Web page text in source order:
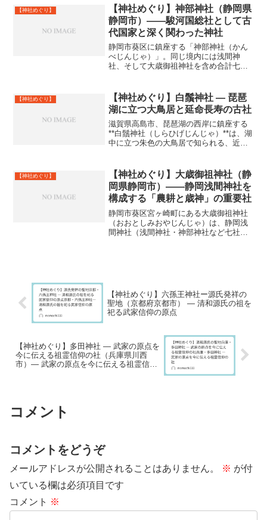
関係づけられるが、元々は岩木山そのも
のを神体山とする山岳信仰...
【神社めぐり】
【神社めぐり】神部神社（静岡県
静岡市）――駿河国総社として古
代国家と深く関わった神社
静岡市葵区に鎮座する「神部神社（かん
べじんじゃ）」。同じ境内には浅間神
社、そして大歳御祖神社を含め合計七社
一つです。その中でも、神部神社は最も
古い歴史を持つ社と位置づけ...
【神社めぐり】
【神社めぐり】白鬚神社 ― 琵琶
湖に立つ大鳥居と延命長寿の古社
滋賀県高島市、琵琶湖の西岸に鎮座する
**白鬚神社（しらひげじんじゃ）**は、湖
中に立つ朱色の大鳥居で知られる、近江
３００社の総本山でもあります。その名
のとおり「白鬚（...
【神社めぐり】
【神社めぐり】大歳御祖神社（静
岡県静岡市）――静岡浅間神社を
構成する「農耕と歳神」の重要社
静岡市葵区宮ヶ崎町にある大歳御祖神社
（おおとしみおやじんじゃ）は、静岡浅
間神社（浅間神社・神部神社など七社の
【神社めぐり】六孫王神社ー源氏発祥の
聖地（京都府京都市） ― 清和源氏の祖を
祀る武家信仰の原点
【神社めぐり】多田神社 ― 武家の原点を
今に伝える祖霊信仰の社（兵庫県川西
市）― 武家の原点を今に伝える祖霊信仰
コメント
コメントをどうぞ
メールアドレスが公開されることはありません。 ※ が付
いている欄は必須項目です
コメント ※